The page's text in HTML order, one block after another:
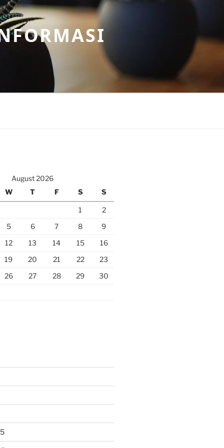
August 2026
W T F S S
1
2
5 6 7 8
9
12 13 14 15
16
19 20 21 22
23
26 27 28 29
30